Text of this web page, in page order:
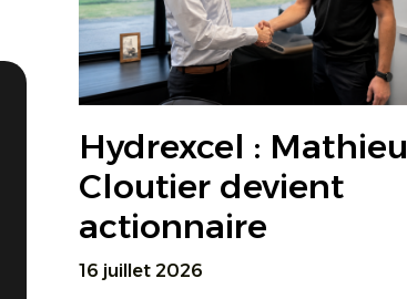
Hydrexcel : Mathieu
Cloutier devient
actionnaire
16 juillet 2026